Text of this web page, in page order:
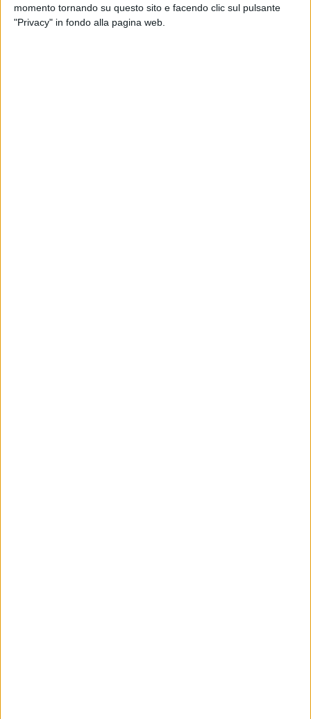
momento tornando su questo sito e facendo clic sul pulsante
"Privacy" in fondo alla pagina web.
I militari subito intervenuti sul luogo della tentata truffa